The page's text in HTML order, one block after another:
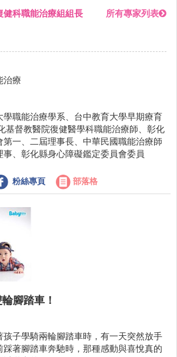
健科職能治療組組長 所有專家列表
治療
學職能治療學系、台中教育大學早期療育
基督教醫院復健醫學科職能治療師、彰化
第一、二屆理事長、中華民國職能治療師
、彰化縣身心障礙鑑定委員會委員
粉絲專頁 部落格
腳踏車！
孩子學騎兩輪腳踏車時，有一天突然放手
踩著腳踏車奔馳時，那種感動與喜悅真的